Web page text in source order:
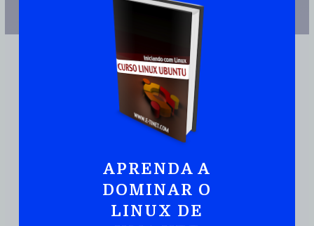
JUNTE-SE A MAIS DE 110.000 PESSOAS QUE JÁ TEM UMA CÓPIA
IniciandoCom Linux De Maneira
Prática E Rápida
APRENDA A
DOMINAR O
LINUX DE